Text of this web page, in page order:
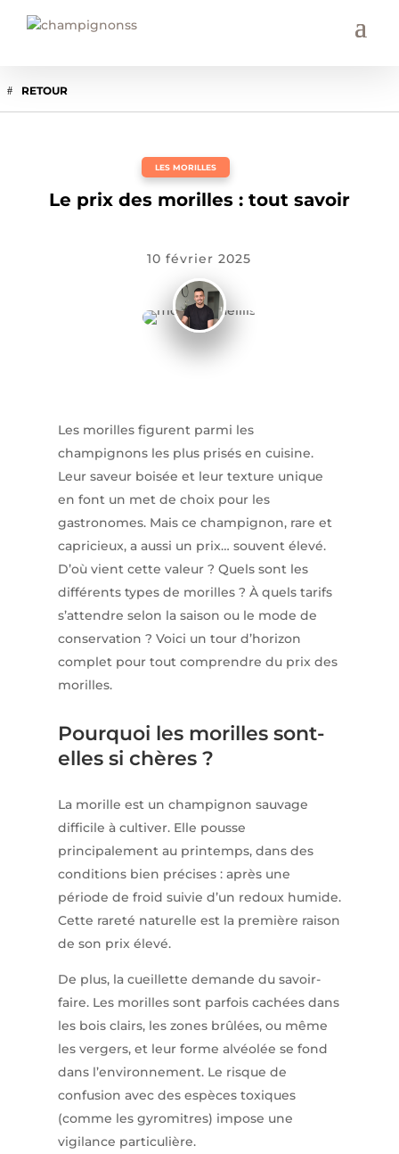
RETOUR
LES MORILLES
Le prix des morilles : tout savoir
10 février 2025
Les morilles figurent parmi les
champignons les plus prisés en cuisine.
Leur saveur boisée et leur texture unique
en font un met de choix pour les
gastronomes. Mais ce champignon, rare et
capricieux, a aussi un prix… souvent élevé.
D’où vient cette valeur ? Quels sont les
différents types de morilles ? À quels tarifs
s’attendre selon la saison ou le mode de
conservation ? Voici un tour d’horizon
complet pour tout comprendre du prix des
morilles.
Pourquoi les morilles sont-
elles si chères ?
La morille est un champignon sauvage
difficile à cultiver. Elle pousse
principalement au printemps, dans des
conditions bien précises : après une
période de froid suivie d’un redoux humide.
Cette rareté naturelle est la première raison
de son prix élevé.
De plus, la cueillette demande du savoir-
faire. Les morilles sont parfois cachées dans
les bois clairs, les zones brûlées, ou même
les vergers, et leur forme alvéolée se fond
dans l’environnement. Le risque de
confusion avec des espèces toxiques
(comme les gyromitres) impose une
vigilance particulière.